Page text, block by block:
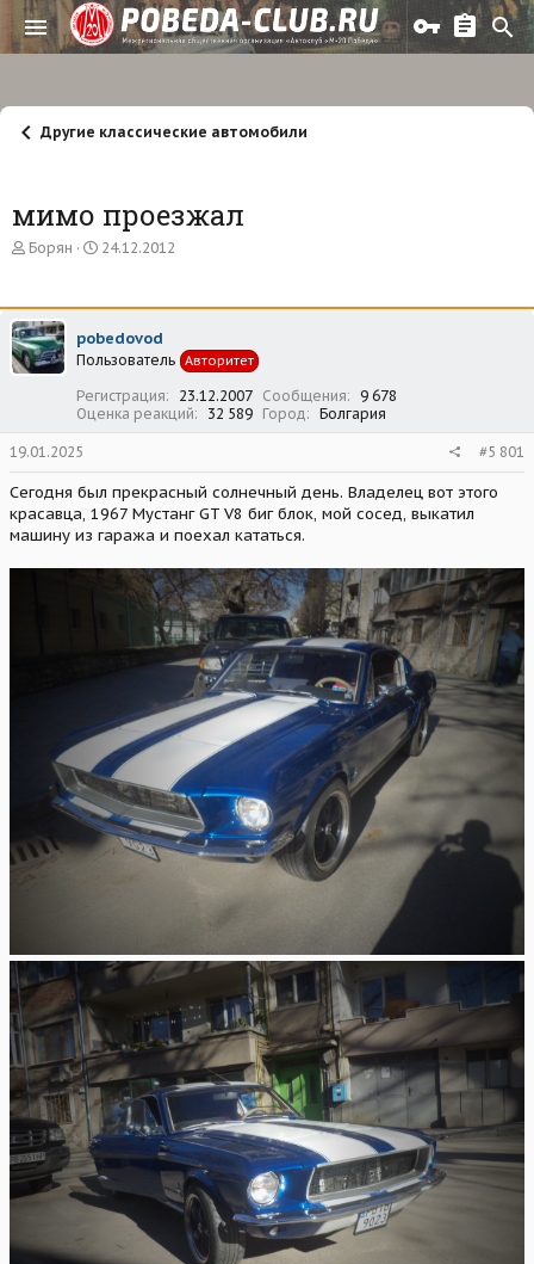
Другие классические автомобили
мимо проезжал
А
о
р
т
е
Борян
Д
а
а
ч
л
а
24.12.2012
pobedovod
Пользователь Авторитет
Регистрация 23.12.2007 Сообщения
9 678
Оценка реакций
32 589 Город Болгария
19.01.2025 #5 801
Сегодня был прекрасный солнечный день. Владелец вот этого
красавца, 1967 Мустанг GT V8 биг блок, мой сосед, выкатил
машину из гаража и поехал кататься.